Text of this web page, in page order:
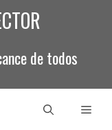
de todos